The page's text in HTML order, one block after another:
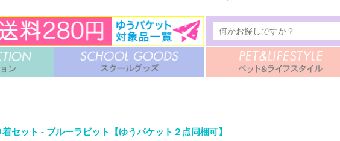
セット - ブルーラビット【ゆうパケット２点同梱可】